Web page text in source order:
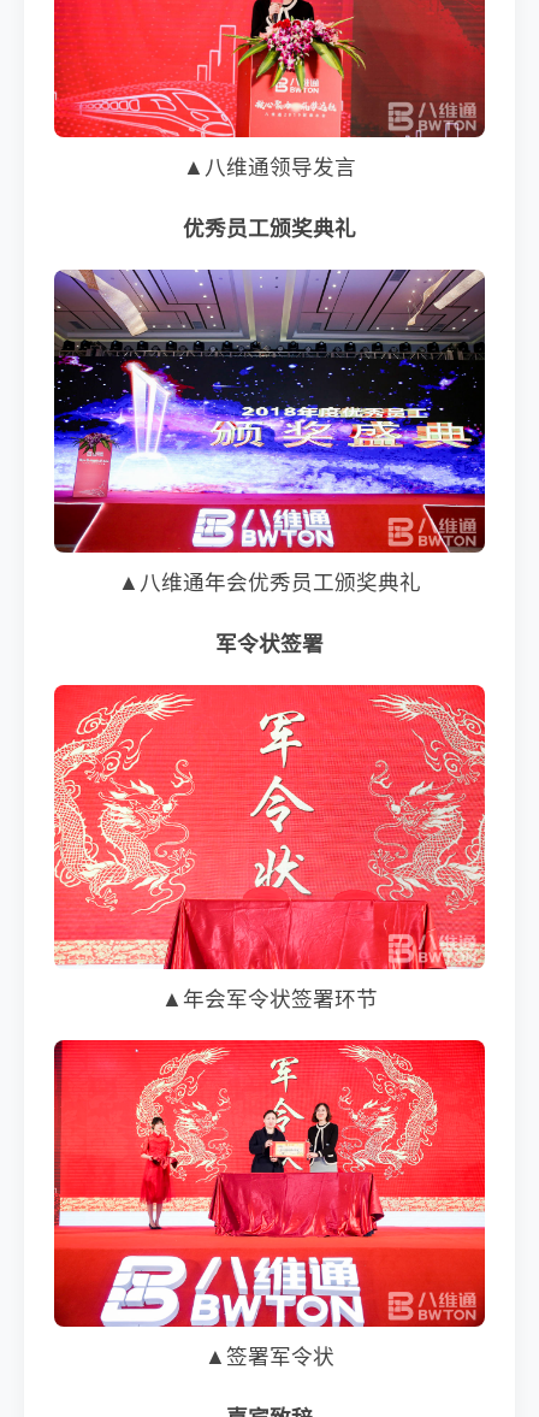
▲八维通领导发言
优秀员工颁奖典礼
▲八维通年会优秀员工颁奖典礼
军令状签署
▲年会军令状签署环节
▲签署军令状